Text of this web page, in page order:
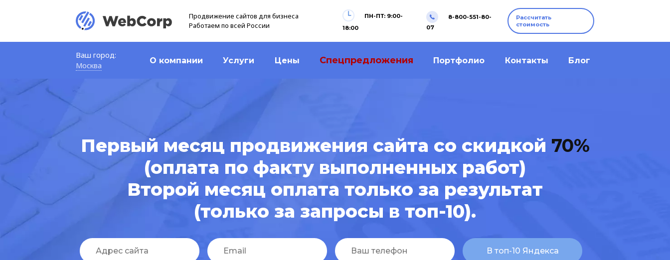
Продвижение сайтов для бизнеса
Работаем по всей России
ПН-ПТ: 9:00-
18:00
8-800-551-80-
07
Рассчитать
стоимость
Ваш город:
Москва
О компании Услуги Цены Спецпредложения Портфолио Контакты Блог
Первый месяц продвижения сайта со скидкой 70%
(оплата по факту выполненных работ)
Второй месяц оплата только за результат
(только за запросы в топ-10).